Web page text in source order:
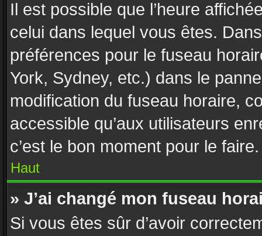
Il est possible que l’heure
celui dans lequel vous êtes.
préférences pour le fuseau
York, Sydney, etc.) dans le
modification du fuseau horaire,
accessible qu’aux utilisateurs
c’est le bon moment pour le faire.
Haut
» J’ai changé mon fuseau
Si vous êtes sûr d’avoir